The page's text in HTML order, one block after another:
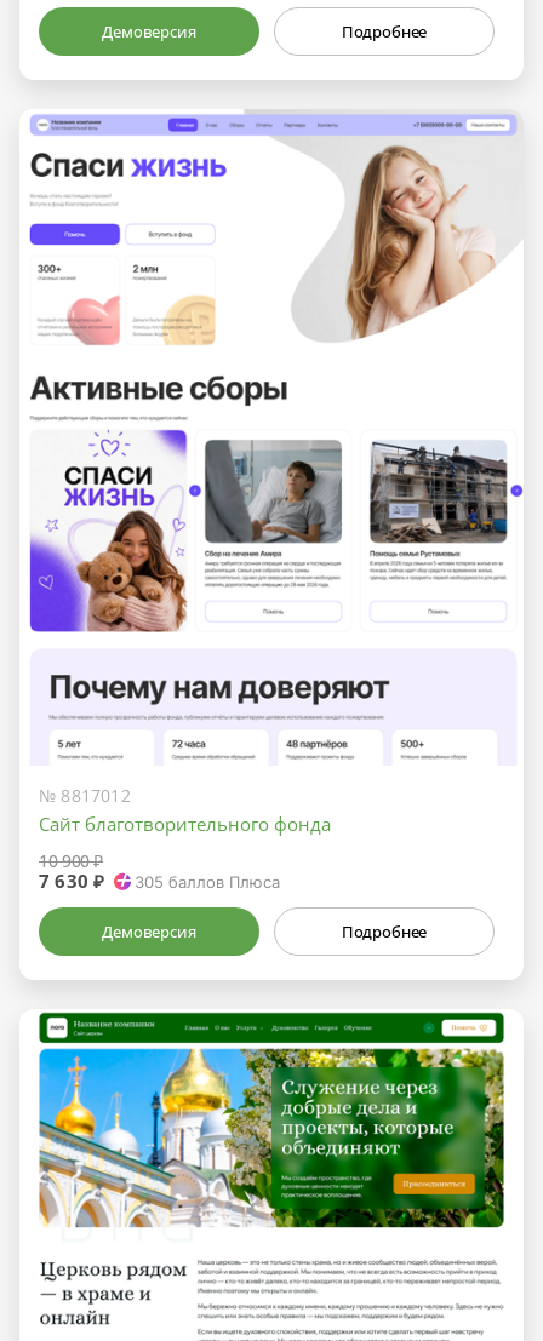
Демоверсия Подробнее
№ 8817012
Сайт благотворительного фонда
10 900 ₽
7 630 ₽ 305 баллов Плюса
Демоверсия Подробнее